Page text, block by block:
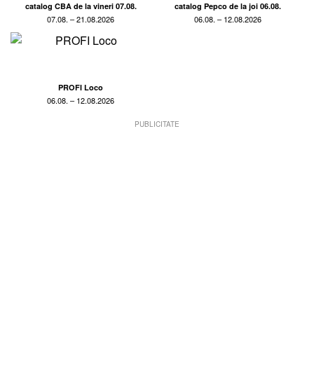
catalog CBA de la vineri 07.08.
07.08. – 21.08.2026
catalog Pepco de la joi 06.08.
06.08. – 12.08.2026
PROFI Loco
06.08. – 12.08.2026
PUBLICITATE